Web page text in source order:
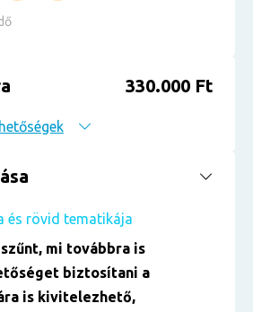
330.000 Ft
és rövid tematikája
mi továbbra is
biztosítani a
is kivitelezhető,